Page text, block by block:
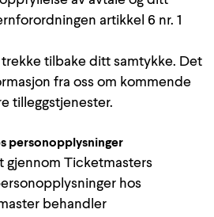
artikkel 6 nr. 1
trekke tilbake ditt samtykke. Det
fra oss om kommende
tilleggstjenester.
personopplysninger
gjennom Ticketmasters
hos
behandler